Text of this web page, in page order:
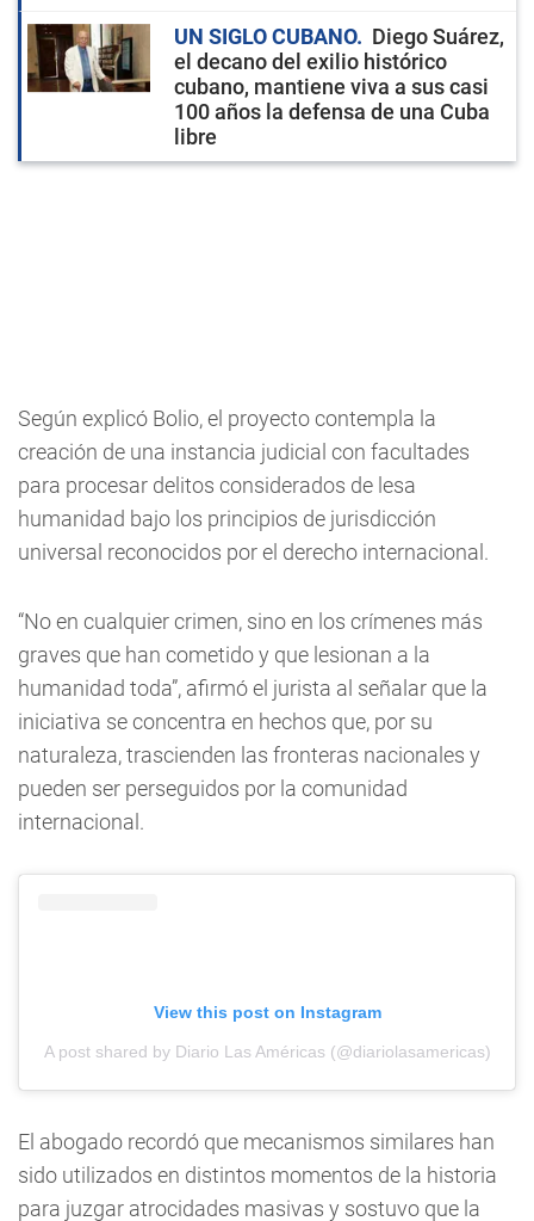
UN SIGLO CUBANO
Diego Suárez,
el decano del exilio histórico
cubano, mantiene viva a sus casi
100 años la defensa de una Cuba
libre
Según explicó Bolio, el proyecto contempla la
creación de una instancia judicial con facultades
para procesar delitos considerados de lesa
humanidad bajo los principios de jurisdicción
universal reconocidos por el derecho internacional.
“No en cualquier crimen, sino en los crímenes más
graves que han cometido y que lesionan a la
humanidad toda”, afirmó el jurista al señalar que la
iniciativa se concentra en hechos que, por su
naturaleza, trascienden las fronteras nacionales y
pueden ser perseguidos por la comunidad
internacional.
View this post on Instagram
A post shared by Diario Las Américas (@diariolasamericas)
El abogado recordó que mecanismos similares han
sido utilizados en distintos momentos de la historia
para juzgar atrocidades masivas y sostuvo que la